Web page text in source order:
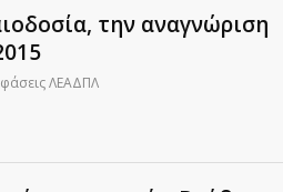
την αναγνώριση
ΛΕΑΔΠΛ